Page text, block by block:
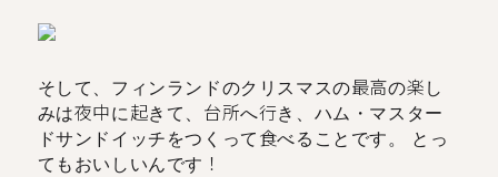
そして、フィンランドのクリスマスの最高の楽し
みは夜中に起きて、台所へ行き、ハム・マスター
ドサンドイッチをつくって食べることです。 とっ
てもおいしいんです！